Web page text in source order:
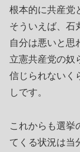
根本的に共産党
そういえば、石
自分は悪いと
立憲共産党の奴
信じられないく
しです。
これからも選挙
てくる状況は当